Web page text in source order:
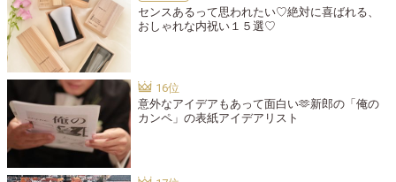
センスあるって思われたい♡絶対に喜ばれる、
おしゃれな内祝い１５選♡
意外なアイデアもあって面白い🫶新郎の「俺の
カンペ」の表紙アイデアリスト